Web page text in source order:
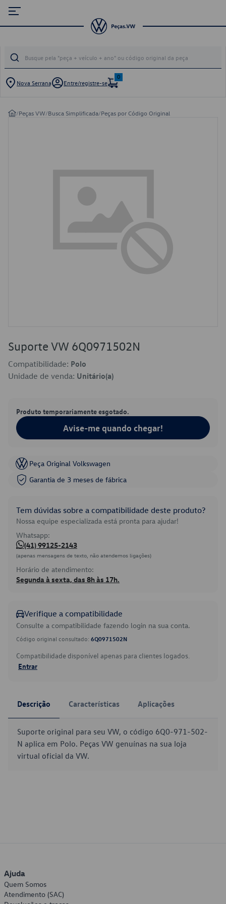
Nova Serrana Entre/registre-se
0
/Peças VW/Busca Simplificada/Peças por Código Original
Suporte VW 6Q0971502N
Compatibilidade: Polo
Unidade de venda: Unitário(a)
Produto temporariamente esgotado.
Avise-me quando chegar!
Peça Original Volkswagen
Garantia de 3 meses de fábrica
Tem dúvidas sobre a compatibilidade deste produto?
Nossa equipe especializada está pronta para ajudar!
Whatsapp:
(41) 99125-2143
(apenas mensagens de texto, não atendemos ligações)
Horário de atendimento:
Segunda à sexta, das 8h às 17h.
Verifique a compatibilidade
Consulte a compatibilidade fazendo login na sua conta.
Código original consultado: 6Q0971502N
Compatibilidade disponível apenas para clientes logados.
Entrar
Descrição Características Aplicações
Suporte original para seu VW, o código 6Q0-971-502-
N aplica em Polo. Peças VW genuínas na sua loja
virtual oficial da VW.
Ajuda
Quem Somos
Atendimento (SAC)